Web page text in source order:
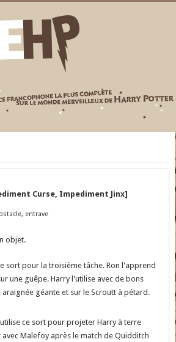
Curse, Impediment Jinx]
entrave
objet.
sort pour la troisième tâche. Ron l'apprend
une guêpe. Harry l'utilise avec de bons
araignée géante et sur le Scroutt à pétard.
ce sort pour projeter Harry à terre
Malefoy après le match de Quidditch